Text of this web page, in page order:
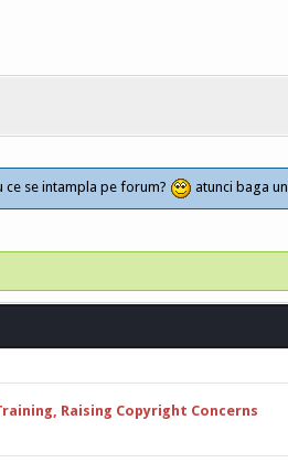
ce se intampla pe forum? atunci baga un
Raising Copyright Concerns